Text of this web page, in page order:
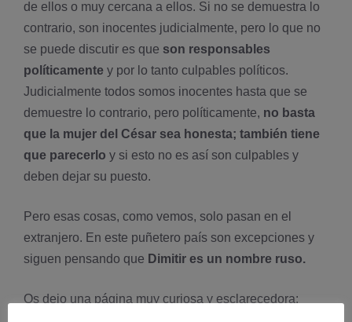
de ellos o muy cercana a ellos. Si no se demuestra lo
contrario, son inocentes judicialmente, pero lo que no
se puede discutir es que son responsables
políticamente y por lo tanto culpables políticos.
Judicialmente todos somos inocentes hasta que se
demuestre lo contrario, pero políticamente, no basta
que la mujer del César sea honesta; también tiene
que parecerlo y si esto no es así son culpables y
deben dejar su puesto.
Pero esas cosas, como vemos, solo pasan en el
extranjero. En este puñetero país son excepciones y
siguen pensando que Dimitir es un nombre ruso.
Os dejo una página muy curiosa y esclarecedora: